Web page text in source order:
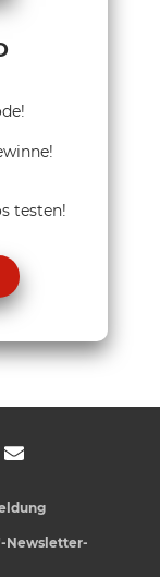
testen!
Newsletter-